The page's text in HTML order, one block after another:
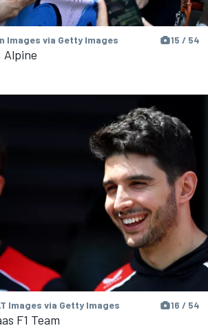
Images via Getty Images 15 / 54
Alpine
Images via Getty Images 16 / 54
F1 Team